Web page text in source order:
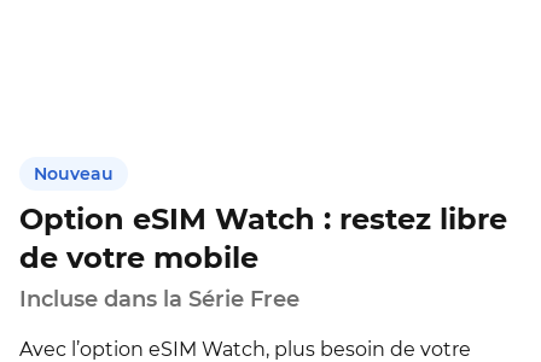
Nouveau
Option eSIM Watch : restez libre
de votre mobile
Incluse dans la Série Free
Avec l’option eSIM Watch, plus besoin de votre